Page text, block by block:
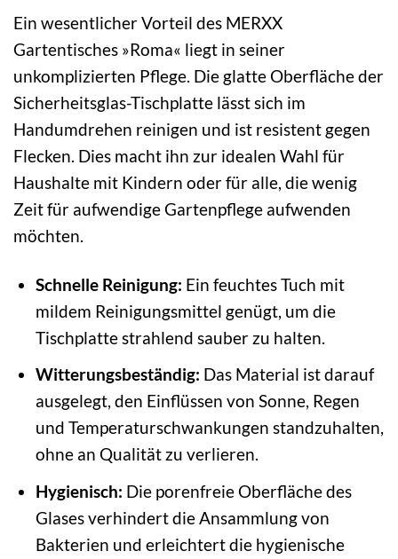
Ein wesentlicher Vorteil des MERXX
Gartentisches »Roma« liegt in seiner
unkomplizierten Pflege. Die glatte Oberfläche der
Sicherheitsglas-Tischplatte lässt sich im
Handumdrehen reinigen und ist resistent gegen
Flecken. Dies macht ihn zur idealen Wahl für
Haushalte mit Kindern oder für alle, die wenig
Zeit für aufwendige Gartenpflege aufwenden
möchten.
Schnelle Reinigung: Ein feuchtes Tuch mit
mildem Reinigungsmittel genügt, um die
Tischplatte strahlend sauber zu halten.
Witterungsbeständig: Das Material ist darauf
ausgelegt, den Einflüssen von Sonne, Regen
und Temperaturschwankungen standzuhalten,
ohne an Qualität zu verlieren.
Hygienisch: Die porenfreie Oberfläche des
Glases verhindert die Ansammlung von
Bakterien und erleichtert die hygienische